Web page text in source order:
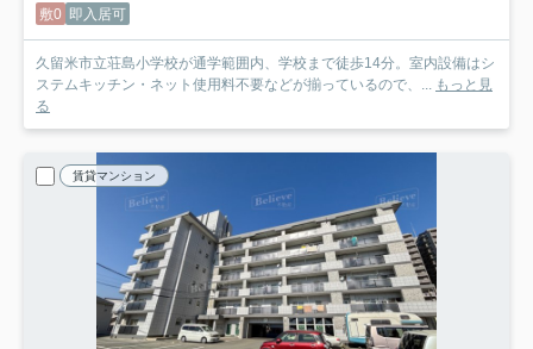
敷0 即入居可
久留米市立荘島小学校が通学範囲内、学校まで徒歩14分。室内設備はシ
ステムキッチン・ネット使用料不要などが揃っているので、...
もっと見
る
賃貸マンション